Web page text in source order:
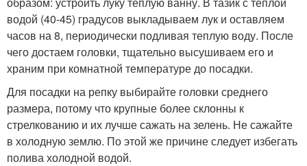
водой (40-45) градусов выкладываем лук и оставляем
часов на 8, периодически подливая теплую воду. После
чего достаем головки, тщательно высушиваем его и
храним при комнатной температуре до посадки.
Для посадки на репку выбирайте головки среднего
размера, потому что крупные более склонны к
стрелкованию и их лучше сажать на зелень. Не сажайте
в холодную землю. По этой же причине следует избегать
полива холодной водой.